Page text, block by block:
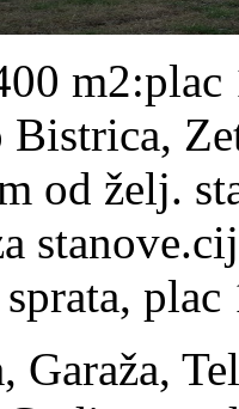
m2:plac
Bistrica,
od želj.
plac
Garaža,